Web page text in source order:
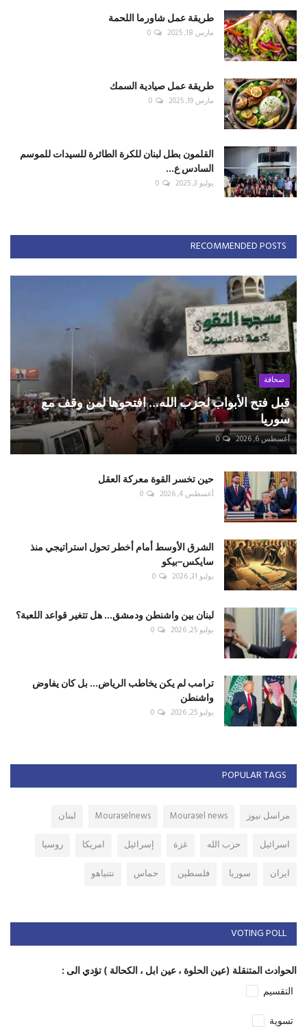
طريقة عمل شاورما اللحمة
مارس 18, 2025 0
طريقة عمل صيادية السمك
مارس 19, 2025 0
القلمون بطل لبنان للكرة الطائرة للسيدات للموسم
السادس ع...
يوليو 3, 2025 0
RECOMMENDED POSTS
صحافة
قبل فتح الأبواب لحزب الله... افتحوها لمن وقف مع
سوريا
أغسطس 6, 2026 0
حين تخسر القوة معركة العقل
أغسطس 4, 2026 0
الشرق الأوسط أمام أخطر تحول استراتيجي منذ
سايكس–بيكو
يوليو 31, 2026 0
لبنان بين واشنطن ودمشق... هل تتغير قواعد اللعبة؟
يوليو 25, 2026 0
ترامب لم يكن يخاطب الرياض... بل كان يفاوض
واشنطن
يوليو 25, 2026 0
POPULAR TAGS
مراسل نيوز Mourasel news
Mouraselnews
لبنان
اسرائيل
حزب الله غزة إسرائيل امريكا
روسيا
ايران
سوريا فلسطين حماس نتنياهو
VOTING POLL
الحوادث المتنقلة (عين الحلوة ، عين ابل ، الكحالة ) تؤدي الى :
التقسيم
تسوية